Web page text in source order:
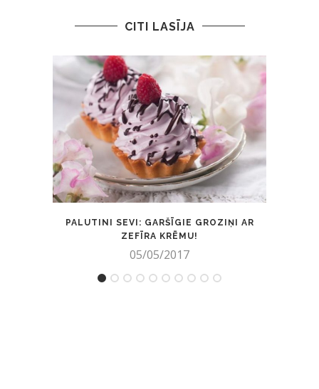
CITI LASĪJA
PALUTINI SEVI: GARŠĪGIE GROZIŅI AR
ZEFĪRA KRĒMU!
05/05/2017